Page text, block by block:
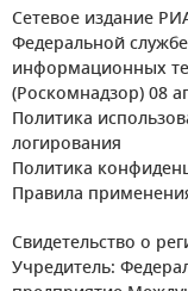
Сетевое издание
Федеральной
информационных
(Роскомнадзор) 08
Политика
логирования
Политика
Правила
Свидетельство о
Учредитель: